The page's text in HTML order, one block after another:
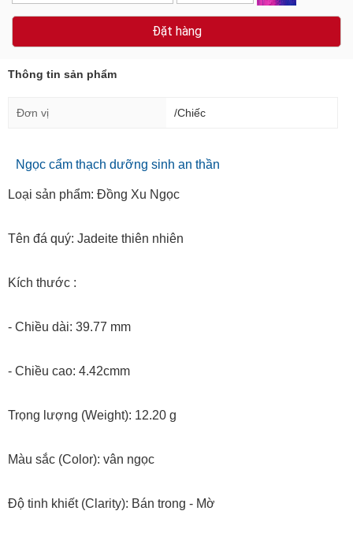
Đặt hàng
Thông tin sản phẩm
Đơn vị /Chiếc
Ngọc cẩm thạch dưỡng sinh an thần
Loại sản phẩm: Đồng Xu Ngọc
Tên đá quý: Jadeite thiên nhiên
Kích thước :
- Chiều dài: 39.77 mm
- Chiều cao: 4.42cmm
Trọng lượng (Weight): 12.20 g
Màu sắc (Color): vân ngọc
Độ tinh khiết (Clarity): Bán trong - Mờ